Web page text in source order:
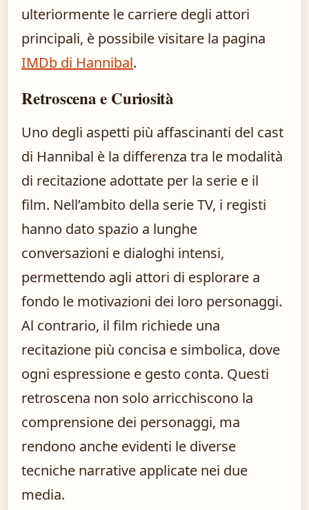
ulteriormente le carriere degli attori
principali, è possibile visitare la pagina
IMDb di Hannibal.
Retroscena e Curiosità
Uno degli aspetti più affascinanti del cast
di Hannibal è la differenza tra le modalità
di recitazione adottate per la serie e il
film. Nell’ambito della serie TV, i registi
hanno dato spazio a lunghe
conversazioni e dialoghi intensi,
permettendo agli attori di esplorare a
fondo le motivazioni dei loro personaggi.
Al contrario, il film richiede una
recitazione più concisa e simbolica, dove
ogni espressione e gesto conta. Questi
retroscena non solo arricchiscono la
comprensione dei personaggi, ma
rendono anche evidenti le diverse
tecniche narrative applicate nei due
media.